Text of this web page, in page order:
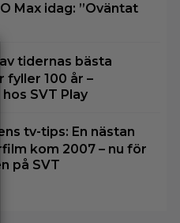
Max idag: ”Oväntat
av tidernas bästa
fyller 100 år –
SVT Play
tv-tips: En nästan
kom 2007 – nu för
på SVT